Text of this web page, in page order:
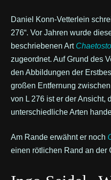
Daniel Konn-Vetterlein
276“. Vor Jahren wurde
beschriebenen Art
zugeordnet. Auf Grund des
den Abbildungen der
großen Entfernung
von L 276 ist er der Ansicht,
unterschiedliche Arten
Am Rande erwähnt er noch
einen rötlichen Rand an der